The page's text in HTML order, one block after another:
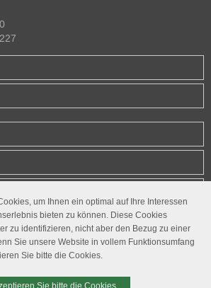
um Ihnen ein optimal auf Ihre Interessen
bieten zu können. Diese Cookies
zu identifizieren, nicht aber den Bezug zu einer
Sie unsere Website in vollem Funktionsumfang
Sie bitte die Cookies.
Sie bitte die Cookies